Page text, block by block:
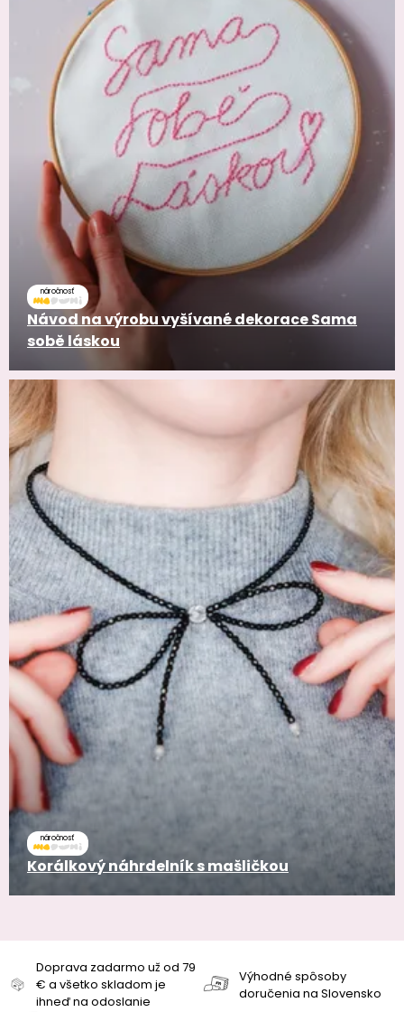
náročnosť
Návod na výrobu vyšívané dekorace Sama
sobě láskou
náročnosť
Korálkový náhrdelník s mašličkou
Doprava zadarmo už od 79
€ a všetko skladom je
ihneď na odoslanie
Výhodné spôsoby
doručenia na Slovensko